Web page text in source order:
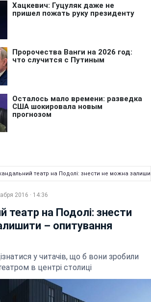
театр на Подолі: знести не можна
2016 · 14:36
театр на Подолі: знести
– опитування
у читачів, що б вони зробили
в центрі столиці